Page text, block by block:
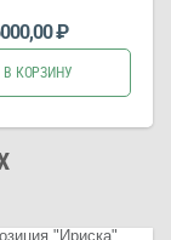
₽
В КОРЗИНУ